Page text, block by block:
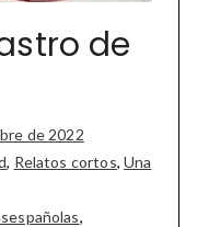
de
de 2022
, Relatos cortos, Una
,